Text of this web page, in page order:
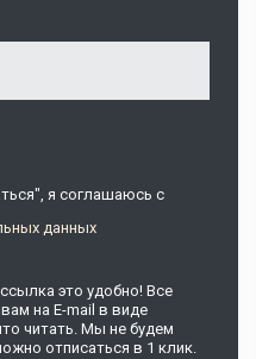
я соглашаюсь c
данных
это удобно! Все
на E-mail в виде
читать. Мы не будем
отписаться в 1 клик.